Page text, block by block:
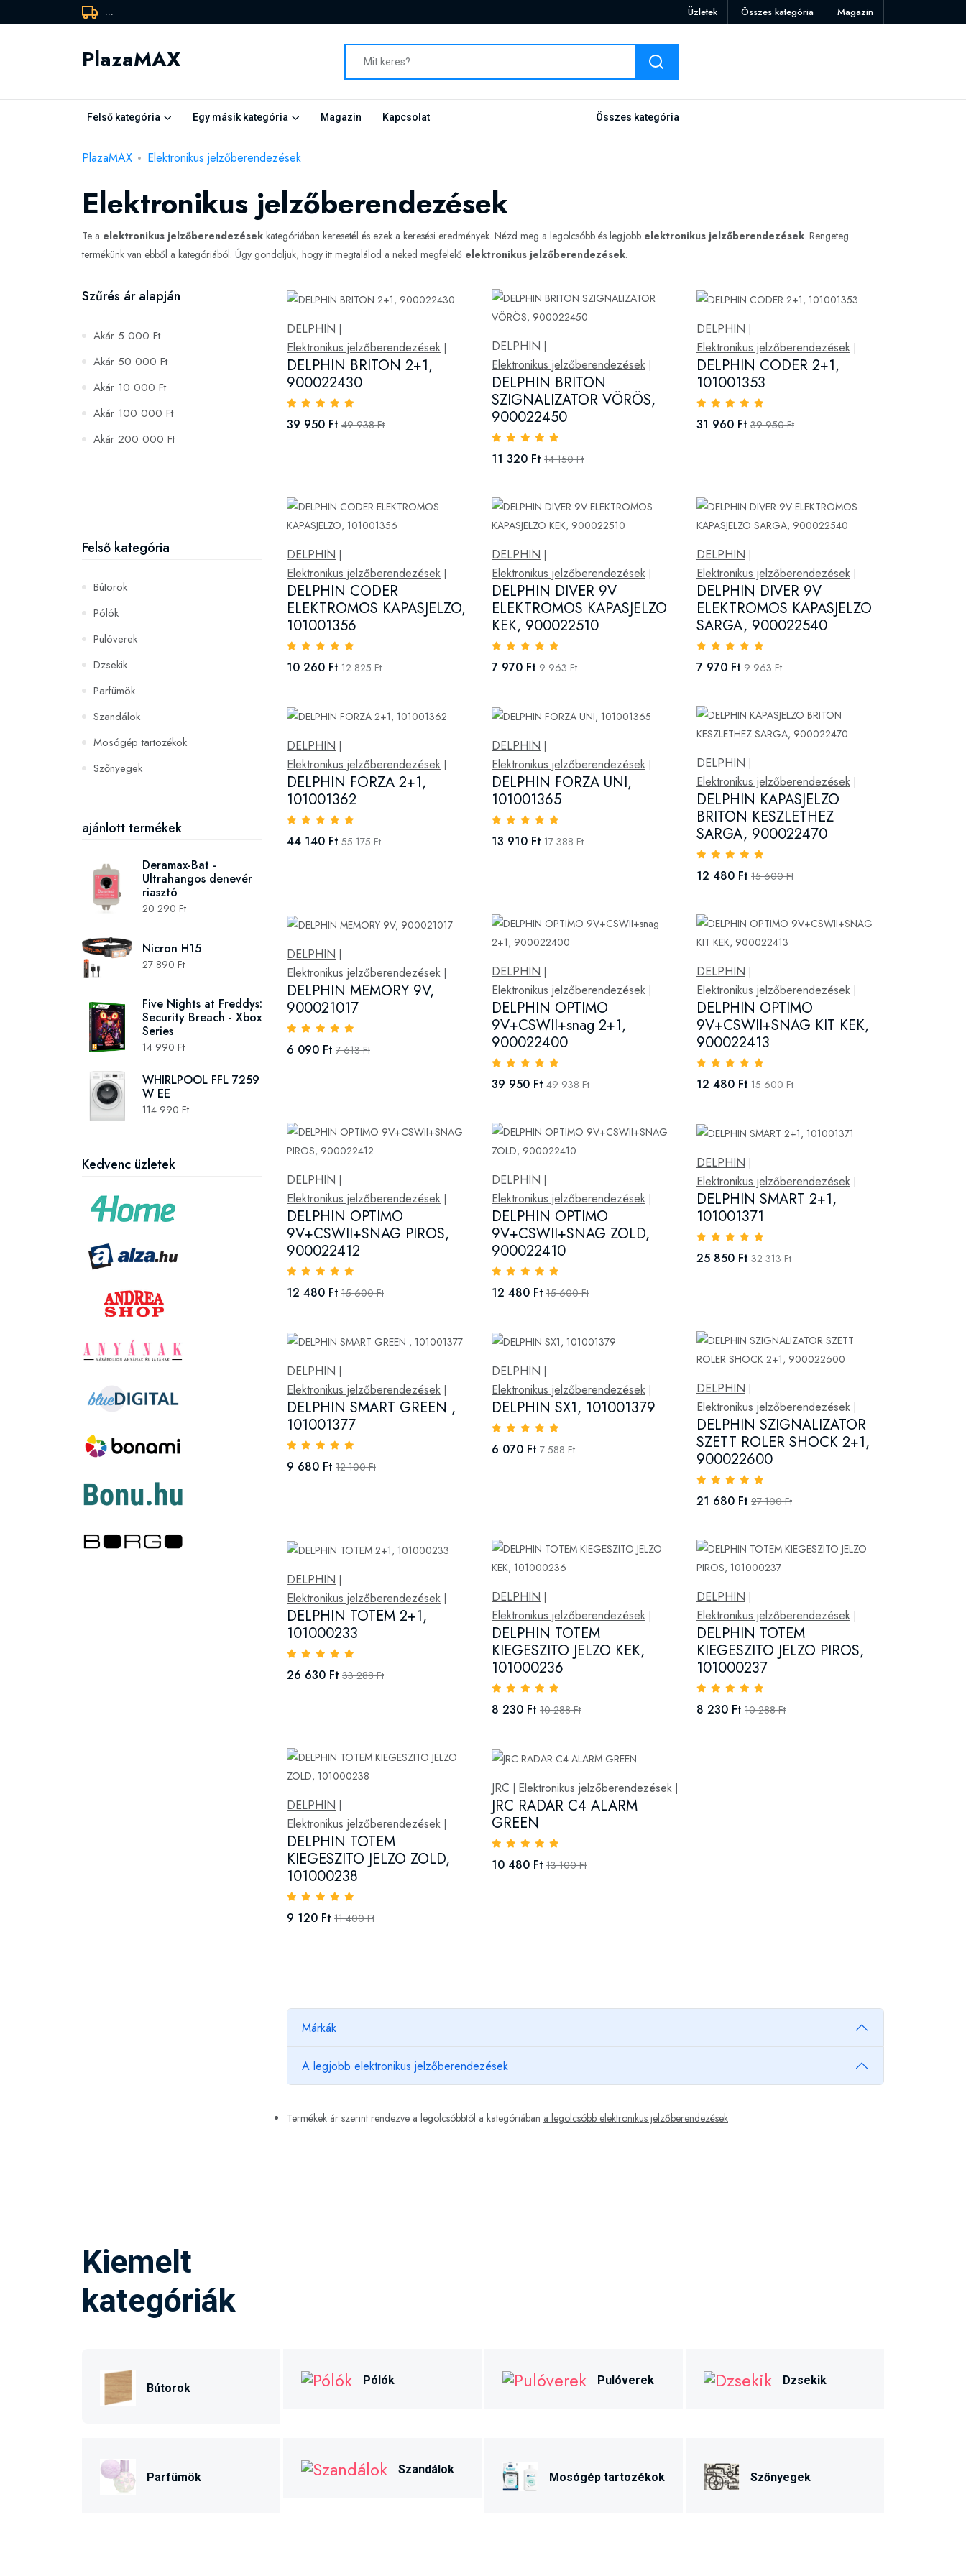
... Üzletek Összes kategória Magazin
PlazaMAX
Felső kategória Egy másik kategória Magazin Kapcsolat Összes kategória
PlazaMAX Elektronikus jelzőberendezések
Elektronikus jelzőberendezések
Te a elektronikus jelzőberendezések kategóriában keresetél és ezek a keresési eredmények. Nézd meg a legolcsóbb és legjobb elektronikus jelzőberendezések. Rengeteg
termékünk van ebből a kategóriából. Úgy gondoljuk, hogy itt megtalálod a neked megfelelő elektronikus jelzőberendezések.
Szűrés ár alapján
Akár 5 000 Ft
Akár 50 000 Ft
Akár 10 000 Ft
Akár 100 000 Ft
Akár 200 000 Ft
Felső kategória
Bútorok
Pólók
Pulóverek
Dzsekik
Parfümök
Szandálok
Mosógép tartozékok
Szőnyegek
Szerszámok és gépek
ajánlott termékek
Deramax-Bat -
Ultrahangos denevér
riasztó
20 290 Ft
Nicron H15
27 890 Ft
Five Nights at Freddys:
Security Breach - Xbox
Series
14 990 Ft
WHIRLPOOL FFL 7259
W EE
114 990 Ft
Kedvenc üzletek
DELPHIN |
Elektronikus jelzőberendezések |
DELPHIN BRITON 2+1,
900022430
39 950 Ft 49 938 Ft
DELPHIN
Elektronikus jelzőberendezések|
DELPHIN BRITON
SZIGNALIZATOR VÖRÖS,
900022450
11 320 Ft 14 150 Ft
DELPHIN |
Elektronikus jelzőberendezések|
DELPHIN CODER 2+1,
101001353
31 960 Ft 39 950 Ft
DELPHIN
Elektronikus jelzőberendezések
DELPHIN CODER
ELEKTROMOS KAPASJELZO,
101001356
10 260 Ft 12 825 Ft
DELPHIN
Elektronikus jelzőberendezések|
DELPHIN DIVER 9V
ELEKTROMOS KAPASJELZO
KEK, 900022510
7 970 Ft 9 963 Ft
DELPHIN
Elektronikus jelzőberendezések|
DELPHIN DIVER 9V
ELEKTROMOS KAPASJELZO
SARGA, 900022540
7 970 Ft 9 963 Ft
DELPHIN |
Elektronikus jelzőberendezések |
DELPHIN FORZA 2+1,
101001362
44 140 Ft 55 175 Ft
DELPHIN |
Elektronikus jelzőberendezések|
DELPHIN FORZA UNI,
101001365
13 910 Ft 17 388 Ft
DELPHIN
Elektronikus jelzőberendezések|
DELPHIN KAPASJELZO
BRITON KESZLETHEZ
SARGA, 900022470
12 480 Ft 15 600 Ft
DELPHIN |
Elektronikus jelzőberendezések |
DELPHIN MEMORY 9V,
900021017
6 090 Ft 7 613 Ft
DELPHIN
Elektronikus jelzőberendezések|
DELPHIN OPTIMO
9V+CSWII+snag 2+1,
900022400
39 950 Ft 49 938 Ft
DELPHIN
Elektronikus jelzőberendezések|
DELPHIN OPTIMO
9V+CSWII+SNAG KIT KEK,
900022413
12 480 Ft 15 600 Ft
DELPHIN
Elektronikus jelzőberendezések
DELPHIN OPTIMO
9V+CSWII+SNAG PIROS,
900022412
12 480 Ft 15 600 Ft
DELPHIN
Elektronikus jelzőberendezések|
DELPHIN OPTIMO
9V+CSWII+SNAG ZOLD,
900022410
12 480 Ft 15 600 Ft
DELPHIN |
Elektronikus jelzőberendezések|
DELPHIN SMART 2+1,
101001371
25 850 Ft 32 313 Ft
DELPHIN |
Elektronikus jelzőberendezések |
DELPHIN SMART GREEN ,
101001377
9 680 Ft 12 100 Ft
DELPHIN |
Elektronikus jelzőberendezések|
DELPHIN SX1, 101001379
6 070 Ft 7 588 Ft
DELPHIN
Elektronikus jelzőberendezések|
DELPHIN SZIGNALIZATOR
SZETT ROLER SHOCK 2+1,
900022600
21 680 Ft 27 100 Ft
DELPHIN |
Elektronikus jelzőberendezések |
DELPHIN TOTEM 2+1,
101000233
26 630 Ft 33 288 Ft
DELPHIN
Elektronikus jelzőberendezések|
DELPHIN TOTEM
KIEGESZITO JELZO KEK,
101000236
8 230 Ft 10 288 Ft
DELPHIN
Elektronikus jelzőberendezések|
DELPHIN TOTEM
KIEGESZITO JELZO PIROS,
101000237
8 230 Ft 10 288 Ft
DELPHIN
Elektronikus jelzőberendezések
DELPHIN TOTEM
KIEGESZITO JELZO ZOLD,
101000238
9 120 Ft 11 400 Ft
JRC | Elektronikus jelzőberendezések|
JRC RADAR C4 ALARM
GREEN
10 480 Ft 13 100 Ft
Márkák
A legjobb elektronikus jelzőberendezések
Termékek ár szerint rendezve a legolcsóbbtól a kategóriában a legolcsóbb elektronikus jelzőberendezések
Kiemelt
kategóriák
Bútorok
Pólók Pulóverek Dzsekik
Parfümök
Szandálok
Mosógép tartozékok Szőnyegek